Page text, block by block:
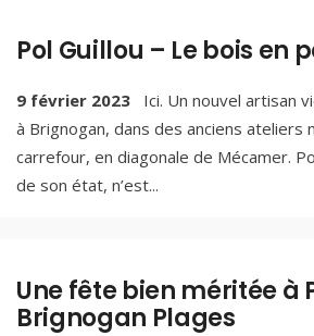
Pol Guillou – Le bois en
9 février 2023
Ici. Un nouvel artisan
à Brignogan, dans des anciens ateliers
carrefour, en diagonale de Mécamer.
de son état, n’est...
Une fête bien méritée à
Brignogan Plages